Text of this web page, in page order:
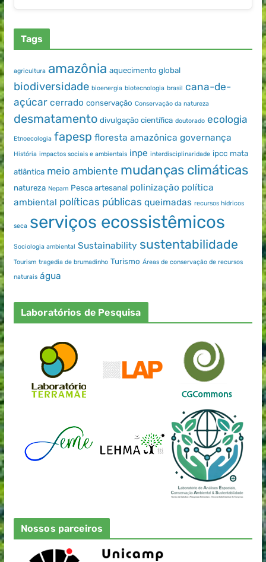
Tags
agricultura amazônia aquecimento global
biodiversidade bioenergia biotecnologia brasil cana-de-
açúcar cerrado conservação Conservação da natureza
desmatamento divulgação científica doutorado ecologia
Etnoecologia fapesp floresta amazônica governança
História impactos sociais e ambientais inpe interdisciplinaridade ipcc mata
atlântica meio ambiente mudanças climáticas
natureza Nepam Pesca artesanal polinização política
ambiental políticas públicas queimadas recursos hídricos
seca serviços ecossistêmicos
Sociologia ambiental Sustainability sustentabilidade
Tourism tragedia de brumadinho Turismo Áreas de conservação de recursos
naturais água
Laboratórios de Pesquisa
Nossos parceiros